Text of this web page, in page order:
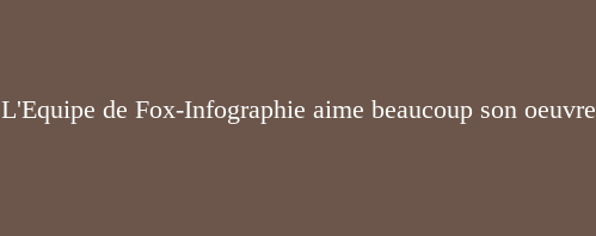
L'Equipe de Fox-Infographie aime beaucoup son oeuvre